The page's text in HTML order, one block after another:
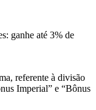
ganhe até 3% de
referente à divisão
Imperial” e “Bônus